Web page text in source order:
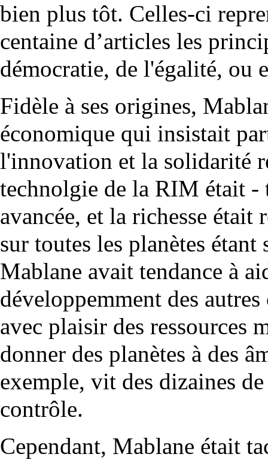
bien plus tôt. Celles-ci
centaine d’articles les
démocratie, de l'égalité, ou
Fidèle à ses origines,
économique qui insistait
l'innovation et la solidarité
technolgie de la RIM était -
avancée, et la richesse était
sur toutes les planètes
Mablane avait tendance à
développemment des
avec plaisir des ressources
donner des planètes à des
exemple, vit des dizaines
contrôle.
Cependant, Mablane était